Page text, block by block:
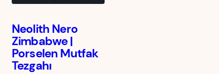
Neolith Nero
Zimbabwe |
Porselen Mutfak
Tezgahı